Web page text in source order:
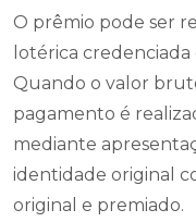
O prêmio pode ser
lotérica credenciada
Quando o valor
pagamento é
mediante
identidade original
original e premiado.